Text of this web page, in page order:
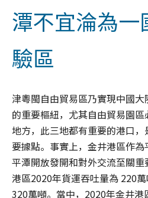
潭不宜淪為一
驗區
津粵閩自由貿易區乃實現中國
的重要樞紐，尤其自由貿易園
地方，此三地都有重要的港口
要據點。事實上，金井港區作
平潭開放發開和對外交流至關
港區2020年貨運吞吐量為 220
320萬噸。當中，2020年金井